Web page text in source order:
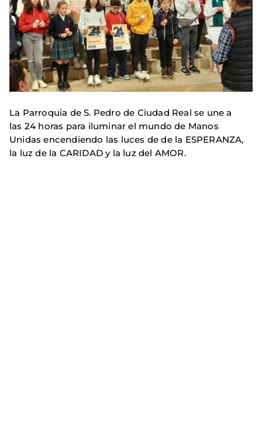
La Parroquia de S. Pedro de Ciudad Real se une a
las 24 horas para iluminar el mundo de Manos
Unidas encendiendo las luces de de la ESPERANZA,
la luz de la CARIDAD y la luz del AMOR.